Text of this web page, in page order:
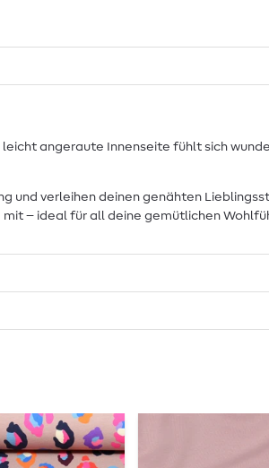
angeraute Innenseite fühlt sich
und verleihen deinen genähten
– ideal für all deine gemütlichen